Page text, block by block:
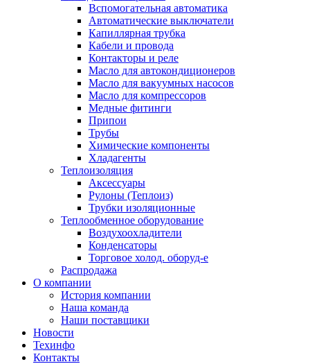
Вспомогательная автоматика
Автоматические выключатели
Капиллярная трубка
Кабели и провода
Контакторы и реле
Масло для автокондиционеров
Масло для вакуумных насосов
Масло для компрессоров
Медные фитинги
Припои
Трубы
Химические компоненты
Хладагенты
Теплоизоляция
Аксессуары
Рулоны (Теплоиз)
Трубки изоляционные
Теплообменное оборудование
Воздухоохладители
Конденсаторы
Торговое холод. оборуд-е
Распродажа
О компании
История компании
Наша команда
Наши поставщики
Новости
Техинфо
Контакты